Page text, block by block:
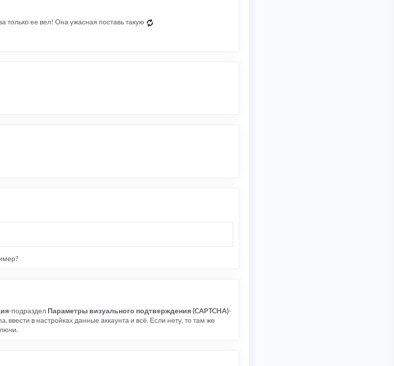
только ее вел! Она ужасная поставь такую
-подраздел Параметры визуального подтверждения (CAPTCHA)-
в настройках данные аккаунта и всё. Если нету, то там же